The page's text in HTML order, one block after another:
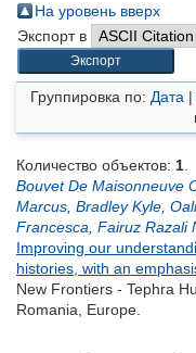
На уровень вверх
Экспорт в
Группировка по: Дата |
Количество объектов: 1
Bouvet De Maisonneuve
Marcus Bradley Kyle
Francesca Fairuz Razali
Improving our
histories, with an
New Frontiers - Tephra
Romania, Europe.